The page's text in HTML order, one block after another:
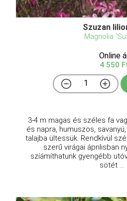
Szuzan
Magnolia
Online
4 550
3-4 m magas és széles fa
és napra, humuszos,
talajba ültessük. Rendkívül
szerű virágai áprilisban
szíámíthatunk gyengébb
sötét ...